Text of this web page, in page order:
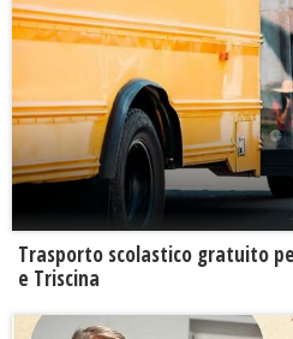
Trasporto scolastico gratuito
e Triscina